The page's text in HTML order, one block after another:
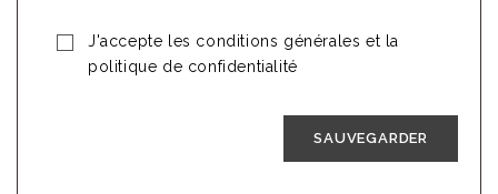
J'accepte les conditions générales et la
politique de confidentialité
SAUVEGARDER